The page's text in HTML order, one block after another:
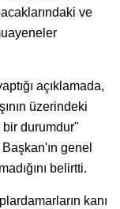
ve
açıklamada,
üzerindeki
bir durumdur"
genel
belirtti.
kanı